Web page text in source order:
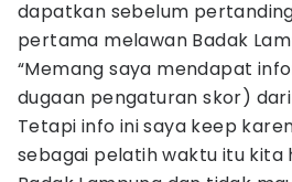
dapatkan sebelum
pertama melawan Badak
“Memang saya mendapat
dugaan pengaturan skor)
Tetapi info ini saya keep
sebagai pelatih waktu itu kita